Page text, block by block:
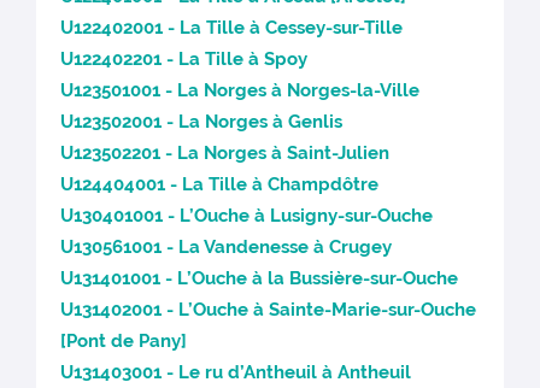
U122402001 - La Tille à Cessey-sur-Tille
U122402201 - La Tille à Spoy
U123501001 - La Norges à Norges-la-Ville
U123502001 - La Norges à Genlis
U123502201 - La Norges à Saint-Julien
U124404001 - La Tille à Champdôtre
U130401001 - L’Ouche à Lusigny-sur-Ouche
U130561001 - La Vandenesse à Crugey
U131401001 - L’Ouche à la Bussière-sur-Ouche
U131402001 - L’Ouche à Sainte-Marie-sur-Ouche
[Pont de Pany]
U131403001 - Le ru d’Antheuil à Antheuil